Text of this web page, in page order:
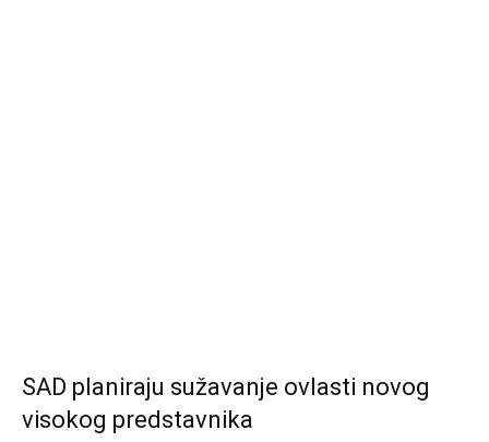
SAD planiraju sužavanje ovlasti novog
visokog predstavnika